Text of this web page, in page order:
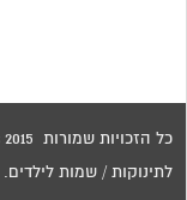
לתינוקות / שמות לילדים.